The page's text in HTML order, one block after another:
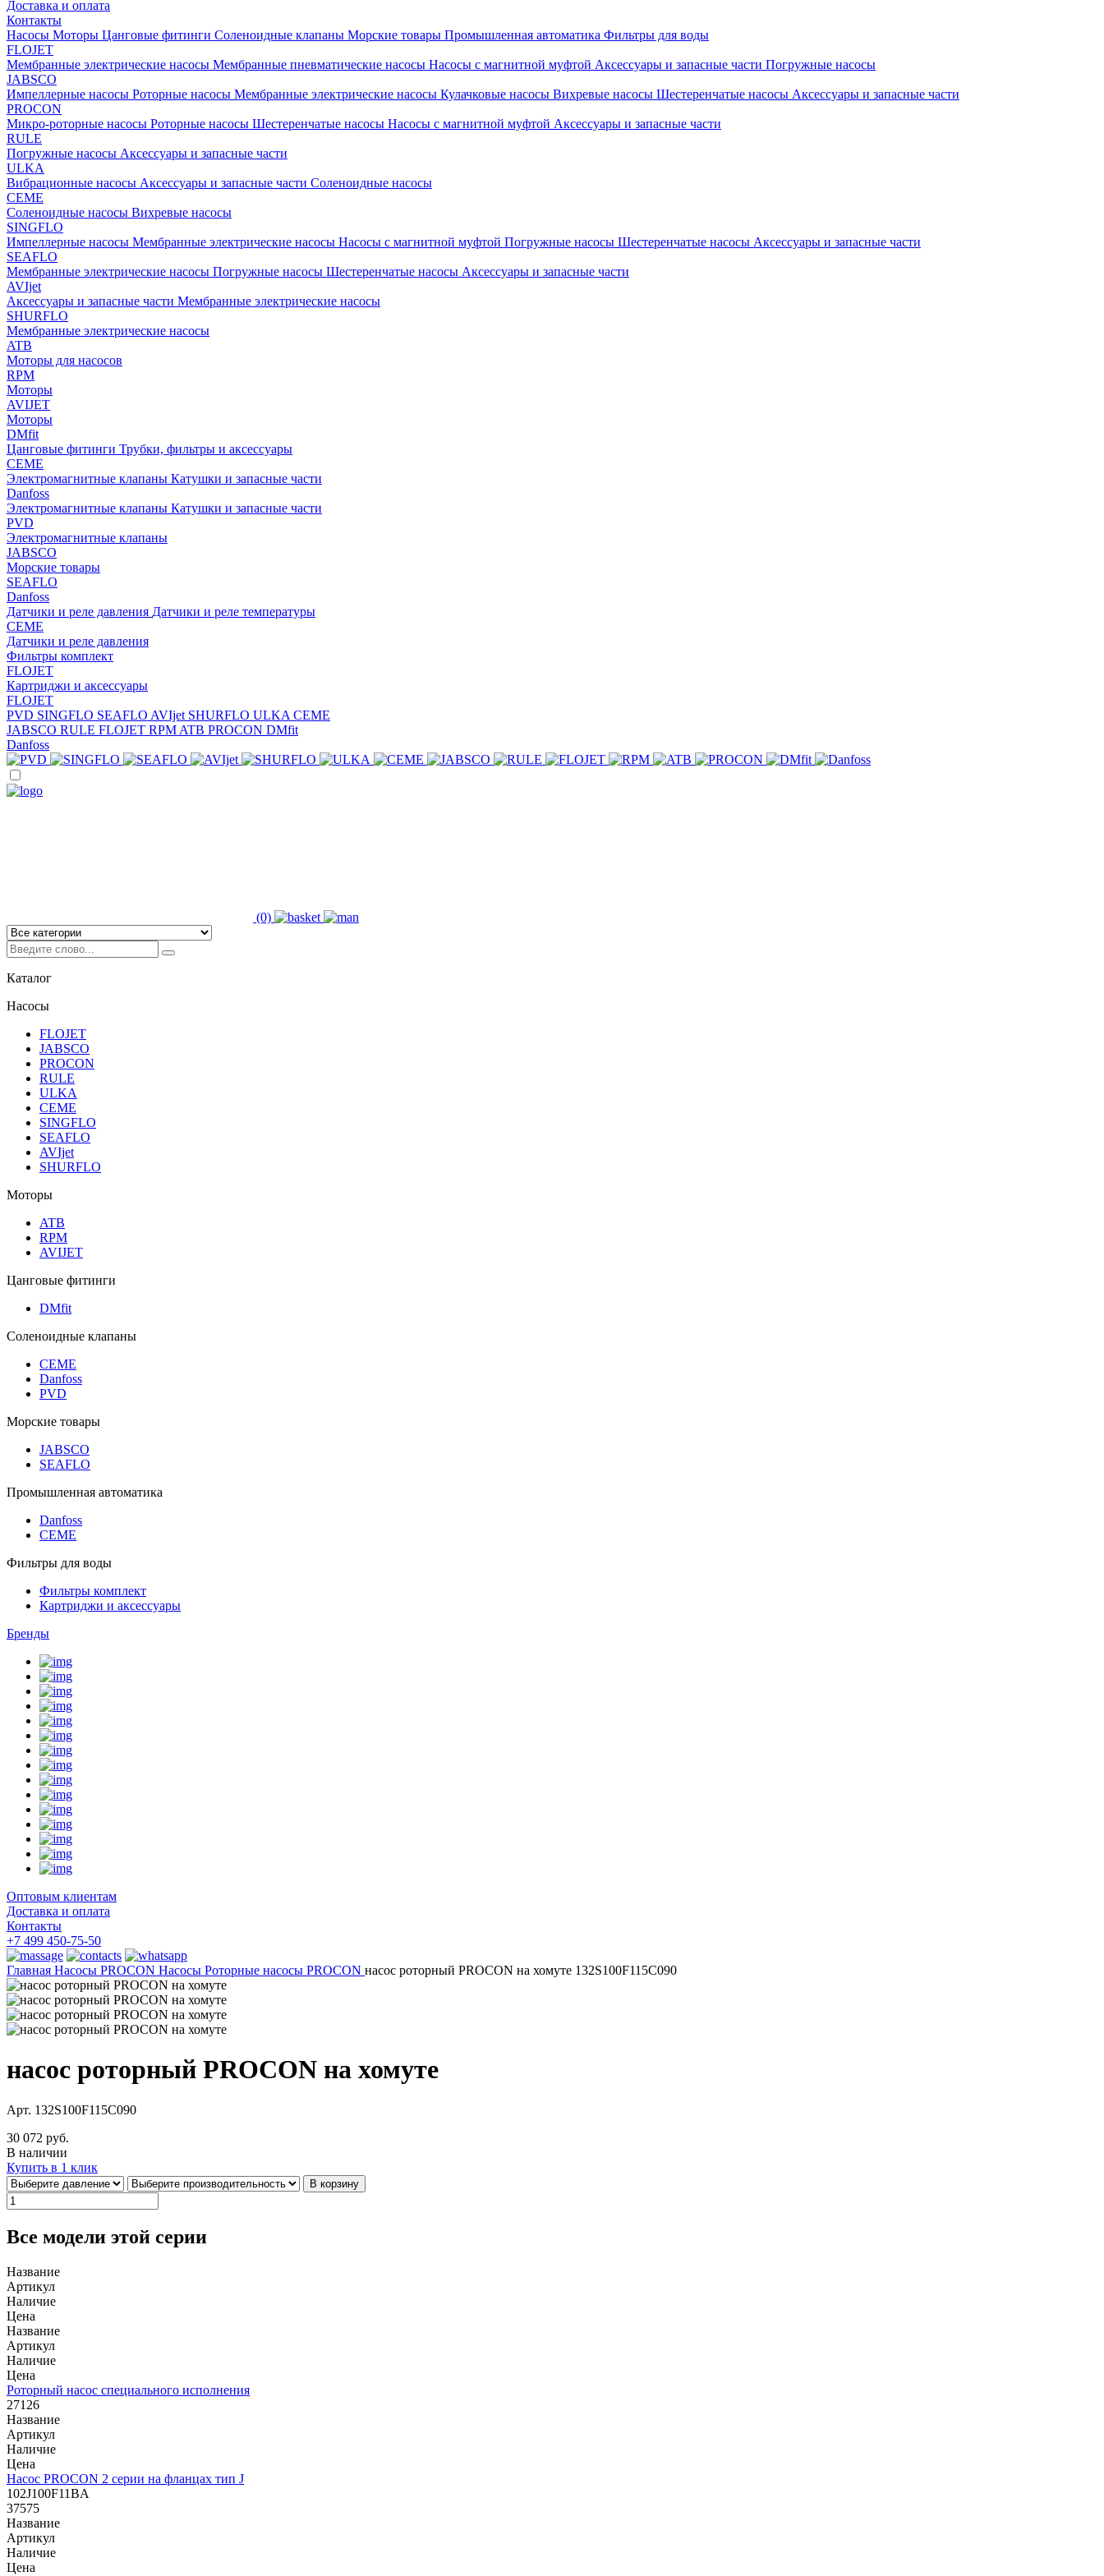
Доставка и оплата
Контакты
Насосы Моторы Цанговые фитинги Соленоидные клапаны Морские товары Промышленная автоматика Фильтры для воды
FLOJET
Мембранные электрические насосы Мембранные пневматические насосы Насосы с магнитной муфтой Аксессуары и запасные части Погружные насосы
JABSCO
Импеллерные насосы Роторные насосы Мембранные электрические насосы Кулачковые насосы Вихревые насосы Шестеренчатые насосы Аксессуары и запасные части
PROCON
Микро-роторные насосы Роторные насосы Шестеренчатые насосы Насосы с магнитной муфтой Аксессуары и запасные части
RULE
Погружные насосы Аксессуары и запасные части
ULKA
Вибрационные насосы Аксессуары и запасные части Соленоидные насосы
CEME
Соленоидные насосы Вихревые насосы
SINGFLO
Импеллерные насосы Мембранные электрические насосы Насосы с магнитной муфтой Погружные насосы Шестеренчатые насосы Аксессуары и запасные части
SEAFLO
Мембранные электрические насосы Погружные насосы Шестеренчатые насосы Аксессуары и запасные части
AVIjet
Аксессуары и запасные части Мембранные электрические насосы
SHURFLO
Мембранные электрические насосы
ATB
Моторы для насосов
RPM
Моторы
AVIJET
Моторы
DMfit
Цанговые фитинги Трубки, фильтры и аксессуары
CEME
Электромагнитные клапаны Катушки и запасные части
Danfoss
Электромагнитные клапаны Катушки и запасные части
PVD
Электромагнитные клапаны
JABSCO
Морские товары
SEAFLO
Danfoss
Датчики и реле давления Датчики и реле температуры
CEME
Датчики и реле давления
Фильтры комплект
FLOJET
Картриджи и аксессуары
FLOJET
PVD SINGFLO SEAFLO AVIjet SHURFLO ULKA CEME
JABSCO RULE FLOJET RPM ATB PROCON DMfit
Danfoss
(0)
Каталог
Насосы
FLOJET
JABSCO
PROCON
RULE
ULKA
CEME
SINGFLO
SEAFLO
AVIjet
SHURFLO
Моторы
ATB
RPM
AVIJET
Цанговые фитинги
DMfit
Соленоидные клапаны
CEME
Danfoss
PVD
Морские товары
JABSCO
SEAFLO
Промышленная автоматика
Danfoss
CEME
Фильтры для воды
Фильтры комплект
Картриджи и аксессуары
Бренды
Оптовым клиентам
Доставка и оплата
Контакты
+7 499 450-75-50
Главная Насосы PROCON Насосы Роторные насосы PROCON насос роторный PROCON на хомуте 132S100F115C090
насос роторный PROCON на хомуте
Арт. 132S100F115C090
30 072 руб.
В наличии
Купить в 1 клик
В корзину
Все модели этой серии
Название
Артикул
Наличие
Цена
Название
Артикул
Наличие
Цена
Роторный насос специального исполнения
27126
Название
Артикул
Наличие
Цена
Насос PROCON 2 серии на фланцах тип J
102J100F11BA
37575
Название
Артикул
Наличие
Цена